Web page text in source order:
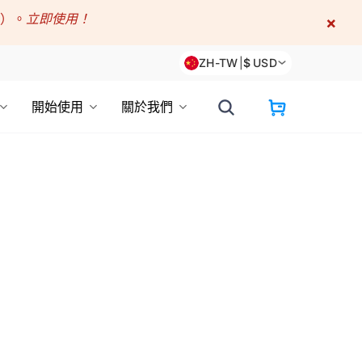
。 立即使用！ ×
ZH-TW |$ USD
開始使用 關於我們